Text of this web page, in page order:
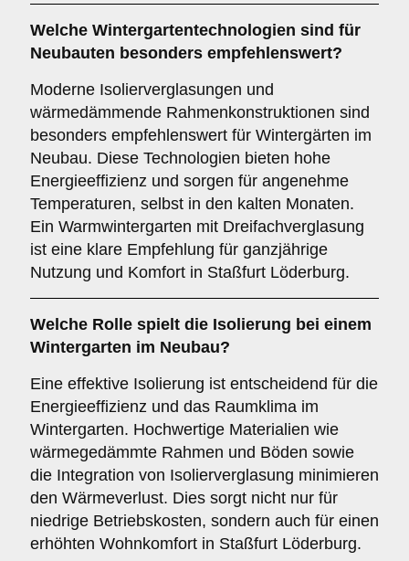
Welche Wintergartentechnologien sind für
Neubauten besonders empfehlenswert?
Moderne Isolierverglasungen und
wärmedämmende Rahmenkonstruktionen sind
besonders empfehlenswert für Wintergärten im
Neubau. Diese Technologien bieten hohe
Energieeffizienz und sorgen für angenehme
Temperaturen, selbst in den kalten Monaten.
Ein Warmwintergarten mit Dreifachverglasung
ist eine klare Empfehlung für ganzjährige
Nutzung und Komfort in Staßfurt Löderburg.
Welche Rolle spielt die Isolierung bei einem
Wintergarten im Neubau?
Eine effektive Isolierung ist entscheidend für die
Energieeffizienz und das Raumklima im
Wintergarten. Hochwertige Materialien wie
wärmegedämmte Rahmen und Böden sowie
die Integration von Isolierverglasung minimieren
den Wärmeverlust. Dies sorgt nicht nur für
niedrige Betriebskosten, sondern auch für einen
erhöhten Wohnkomfort in Staßfurt Löderburg.